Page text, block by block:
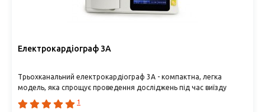
Електрокардіограф 3A
Трьохканальний електрокардіограф 3А - компактна, легка
модель, яка спрощує проведення досліджень під час виїзду
додому до пацієнта..
1